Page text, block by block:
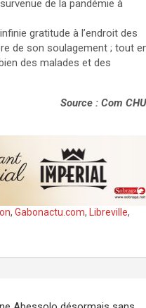
de la pandémie à
gratitude à l’endroit des
de son soulagement ; tout
des malades et des
Source : Com
, Gabonactu.com, Libreville,